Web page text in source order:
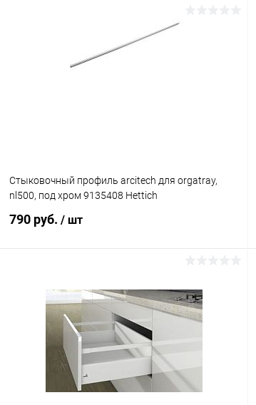
Стыковочный профиль arcitech для orgatray,
nl500, под хром 9135408 Hettich
790 руб. / шт
Купить в 1 клик К сравнению
В избранное В наличии